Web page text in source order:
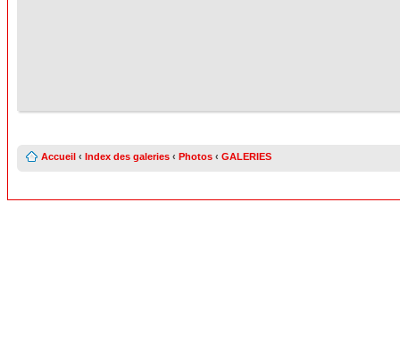
Accueil ‹ Index des galeries ‹ Photos ‹ GALERIES